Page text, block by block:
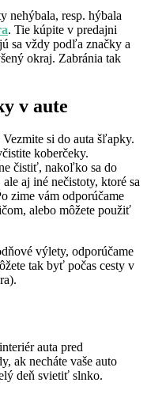
nehýbala, resp. hýbala
. Tie kúpite v predajni
sa vždy podľa značky a
okraj. Zabránia tak
v aute
si do auta šľapky.
koberčeky.
čistiť, nakoľko sa do
aj iné nečistoty, ktoré sa
zime vám odporúčame
alebo môžete použiť
výlety, odporúčame
tak byť počas cesty v
auta pred
ak necháte vaše auto
deň svietiť slnko.